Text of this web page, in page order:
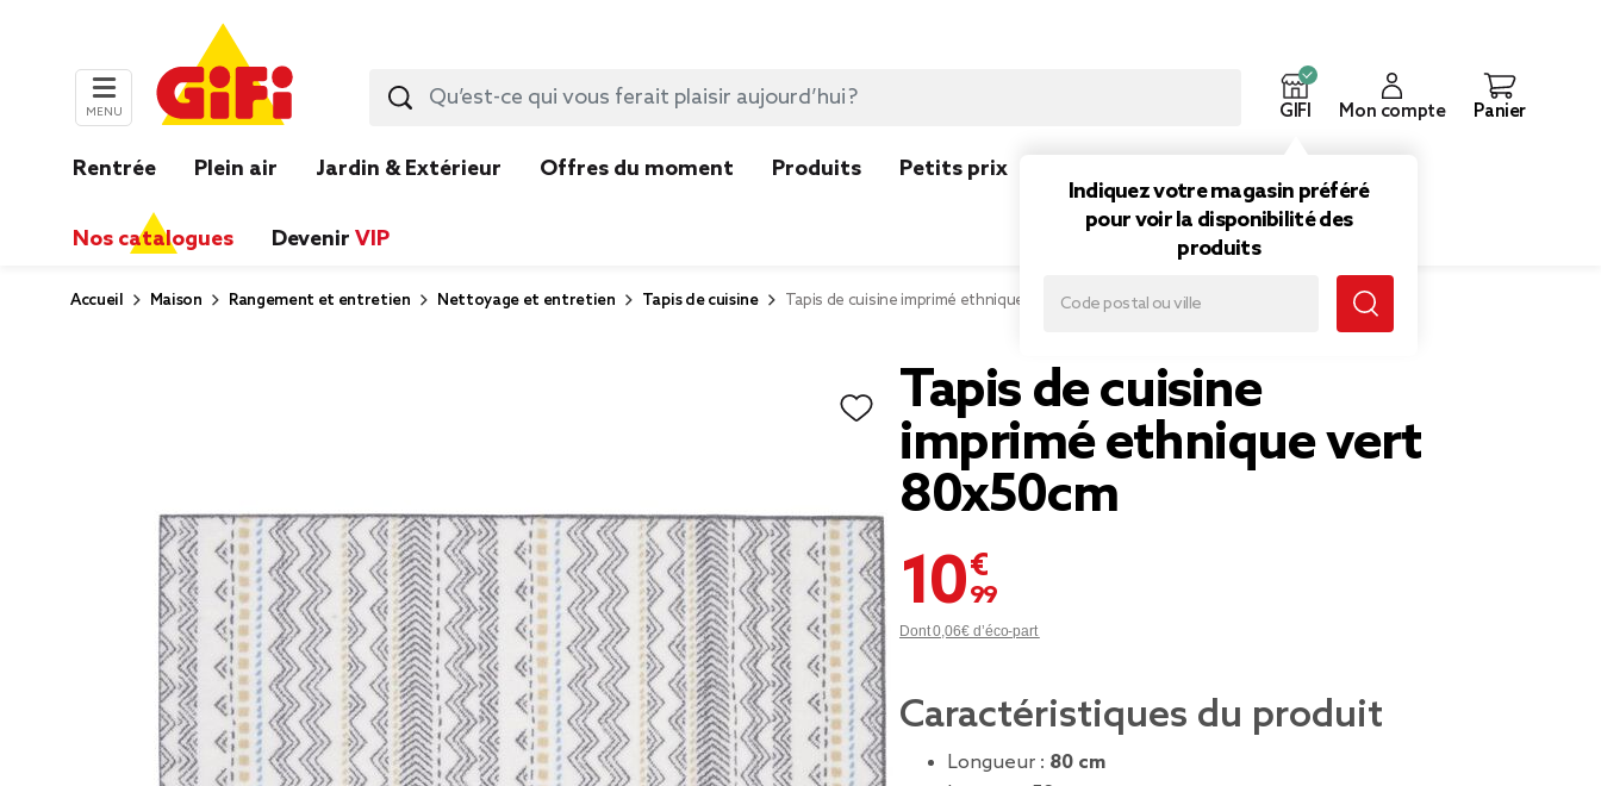
MENU GIFI
Indiquez votre magasin préféré
pour voir la disponibilité des
produits
Mon compte Panier
Rentrée Plein air Jardin & Extérieur Offres du moment Produits Petits prix
Nos catalogues Devenir VIP
Accueil Maison Rangement et entretien Nettoyage et entretien Tapis de cuisine Tapis de cuisine imprimé ethnique vert 80x50cm
Tapis de cuisine
imprimé ethnique vert
80x50cm
10,99 €
Dont 0,06€ d’éco-part
Caractéristiques du produit
Longueur : 80 cm